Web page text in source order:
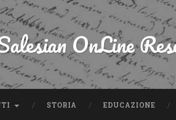
OnLine
STORIA EDUCAZIONE